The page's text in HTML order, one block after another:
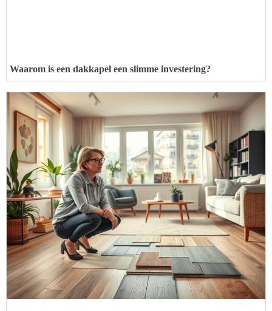
Waarom is een dakkapel een slimme investering?